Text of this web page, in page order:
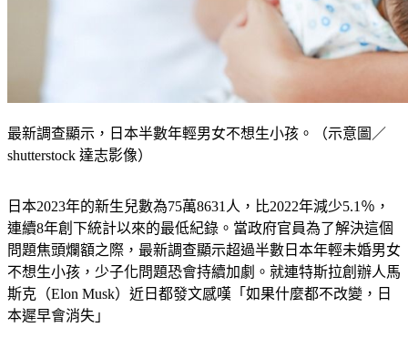
最新調查顯示，日本半數年輕男女不想生小孩。（示意圖／
shutterstock 達志影像）
日本2023年的新生兒數為75萬8631人，比2022年減少5.1％，
連續8年創下統計以來的最低紀錄。當政府官員為了解決這個
問題焦頭爛額之際，最新調查顯示超過半數日本年輕未婚男女
不想生小孩，少子化問題恐會持續加劇。就連特斯拉創辦人馬
斯克（Elon Musk）近日都發文感嘆「如果什麼都不改變，日
本遲早會消失」